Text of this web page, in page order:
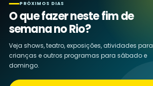
PRÓXIMOS DIAS
O que fazer neste fim de
semana no Rio?
Veja shows, teatro, exposições, atividades para
crianças e outros programas para sábado e
domingo.